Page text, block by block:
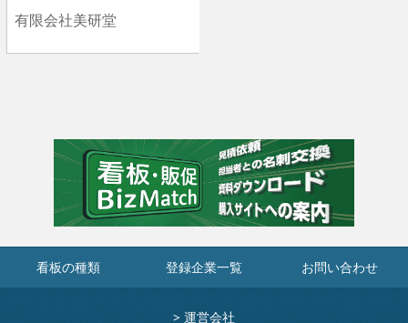
有限会社美研堂
看板の種類 登録企業一覧 お問い合わせ
> 運営会社